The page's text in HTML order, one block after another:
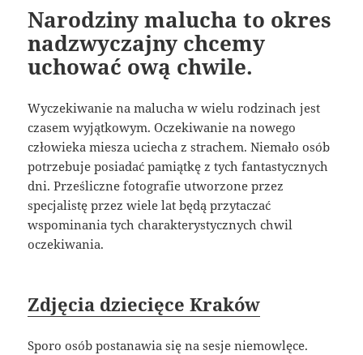
Narodziny malucha to okres
nadzwyczajny chcemy
uchować ową chwile.
Wyczekiwanie na malucha w wielu rodzinach jest
czasem wyjątkowym. Oczekiwanie na nowego
człowieka miesza uciecha z strachem. Niemało osób
potrzebuje posiadać pamiątkę z tych fantastycznych
dni. Prześliczne fotografie utworzone przez
specjalistę przez wiele lat będą przytaczać
wspominania tych charakterystycznych chwil
oczekiwania.
Zdjęcia dziecięce Kraków
Sporo osób postanawia się na sesje niemowlęce.